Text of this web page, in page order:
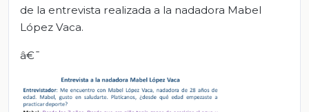
de la entrevista realizada a la nadadora Mabel
López Vaca.
â€¯